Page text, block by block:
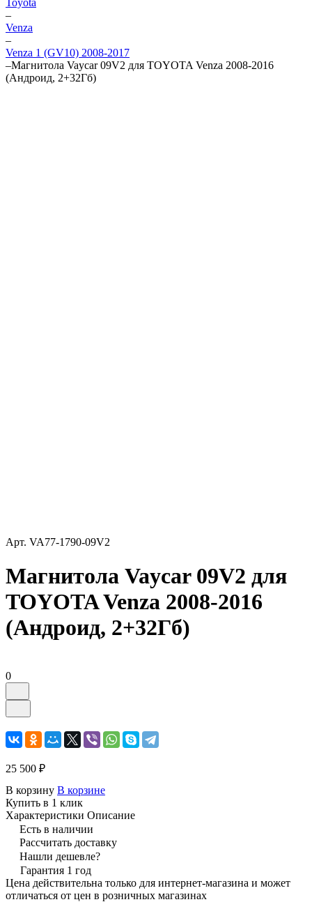
Toyota
–
Venza
–
Venza 1 (GV10) 2008-2017
–Магнитола Vaycar 09V2 для TOYOTA Venza 2008-2016
(Андроид, 2+32Гб)
Арт. VA77-1790-09V2
Магнитола Vaycar 09V2 для
TOYOTA Venza 2008-2016
(Андроид, 2+32Гб)
0
25 500 ₽
В корзину В корзине
Купить в 1 клик
Характеристики Описание
Есть в наличии
Рассчитать доставку
Нашли дешевле?
Гарантия 1 год
Цена действительна только для интернет-магазина и может
отличаться от цен в розничных магазинах